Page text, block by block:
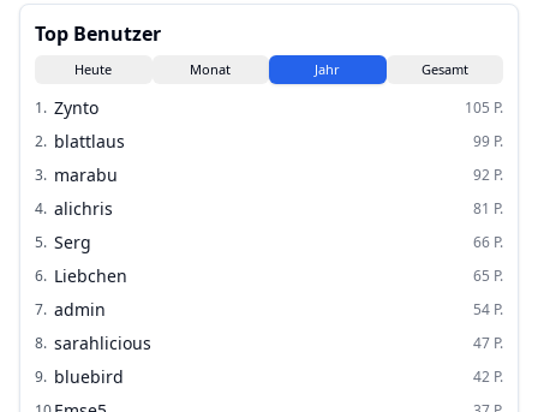
Top Benutzer
Heute Monat Jahr Gesamt
1. Zynto 105 P.
2. blattlaus 99 P.
3. marabu 92 P.
4. alichris 81 P.
5. Serg 66 P.
6. Liebchen 65 P.
7. admin 54 P.
8. sarahlicious 47 P.
9. bluebird 42 P.